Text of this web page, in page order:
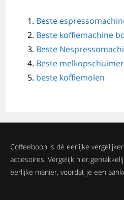
Beste
Beste koffiemachine
Beste
Beste melkopschuimer
beste koffiemolen
Coffeeboon is dé eerlijke
accesoires. Vergelijk hier
eerlijke manier, voordat je een